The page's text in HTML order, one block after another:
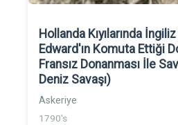
Hollanda Kıyılarında
Edward'ın Komuta Ettiği
Fransız Donanması İle
Deniz Savaşı)
Askeriye
1790's